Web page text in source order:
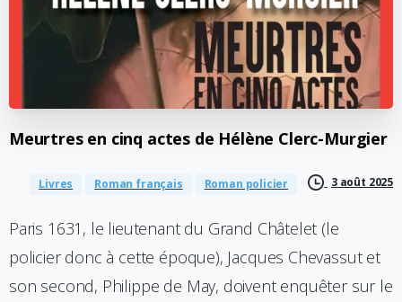
Meurtres en cinq actes de Hélène Clerc-Murgier
Livres Roman français Roman policier 3 août 2025
Paris 1631, le lieutenant du Grand Châtelet (le
policier donc à cette époque), Jacques Chevassut et
son second, Philippe de May, doivent enquêter sur le